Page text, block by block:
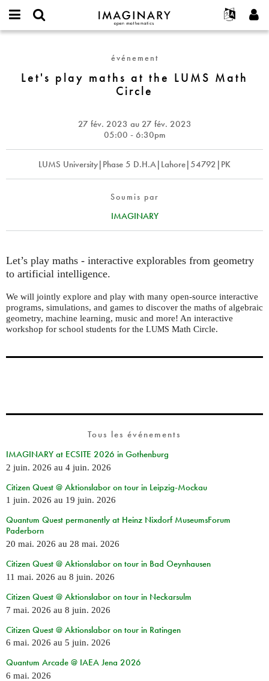
IMAGINARY
open
Français
Deutsch
한국어
Türkçe
Programmes
Galeries
Interactif
Textes
Projets
Participer
Contact
username
Créer un nouveau compte
Demander un nouveau mot de passe
maths
Circle
événement
Let's play maths at the LUMS Math
Circle
27 fév. 2023 au 27 fév. 2023
05:00 - 6:30pm
LUMS University|Phase 5 D.H.A|Lahore|54792|PK
Soumis par
IMAGINARY
Let’s play maths - interactive explorables from geometry
to artificial intelligence.
We will jointly explore and play with many open-source interactive
programs, simulations, and games to discover the maths of algebraic
geometry, machine learning, music and more! An interactive
workshop for school students for the LUMS Math Circle.
Tous les événements
IMAGINARY at ECSITE 2026 in Gothenburg
2 juin. 2026 au 4 juin. 2026
Citizen Quest @ Aktionslabor on tour in Leipzig-Mockau
1 juin. 2026 au 19 juin. 2026
Quantum Quest permanently at Heinz Nixdorf MuseumsForum
Paderborn
20 mai. 2026 au 28 mai. 2026
Citizen Quest @ Aktionslabor on tour in Bad Oeynhausen
11 mai. 2026 au 8 juin. 2026
Citizen Quest @ Aktionslabor on tour in Neckarsulm
7 mai. 2026 au 8 juin. 2026
Citizen Quest @ Aktionslabor on tour in Ratingen
6 mai. 2026 au 5 juin. 2026
Quantum Arcade @ IAEA Jena 2026
6 mai. 2026